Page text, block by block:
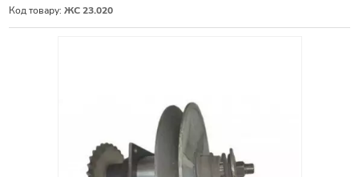
Код товару: ЖС 23.020